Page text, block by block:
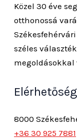
Közel 30 éve
otthonossá
széles
8000
+36 30 925 7881